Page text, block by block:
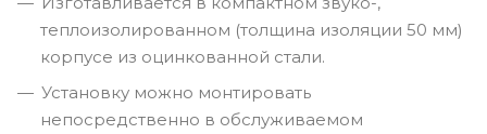
теплоизолированном (толщина изоляции 50 мм)
корпусе из оцинкованной стали.
Установку можно монтировать
непосредственно в обслуживаемом